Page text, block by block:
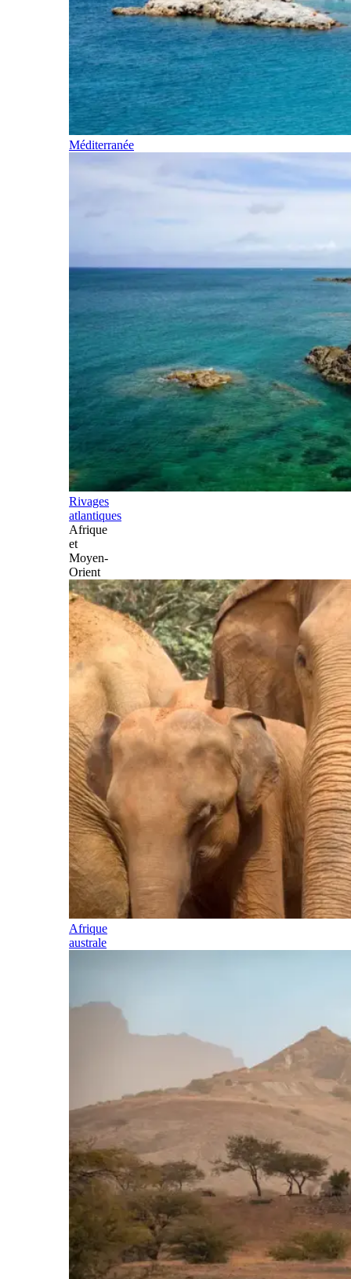
Méditerranée
Rivages
atlantiques
Afrique
et
Moyen-
Orient
Afrique
australe